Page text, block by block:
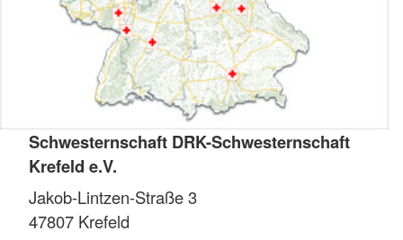
Schwesternschaft DRK-Schwesternschaft
Krefeld e.V.
Jakob-Lintzen-Straße 3
47807 Krefeld